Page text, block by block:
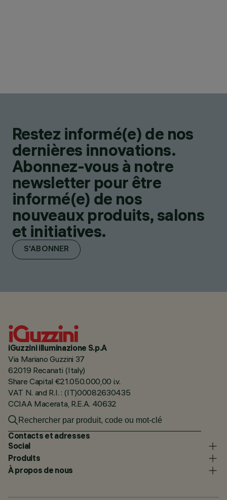
Restez informé(e) de nos
dernières innovations.
Abonnez-vous à notre
newsletter pour être
informé(e) de nos
nouveaux produits, salons
et initiatives.
S'ABONNER
iGuzzini illuminazione S.p.A
Via Mariano Guzzini 37
62019 Recanati (Italy)
Share Capital €21.050.000,00 i.v.
VAT N. and R.I. : (IT)00082630435
CCIAA Macerata, R.E.A. 40632
Contacts et adresses
Social
Produits
À propos de nous